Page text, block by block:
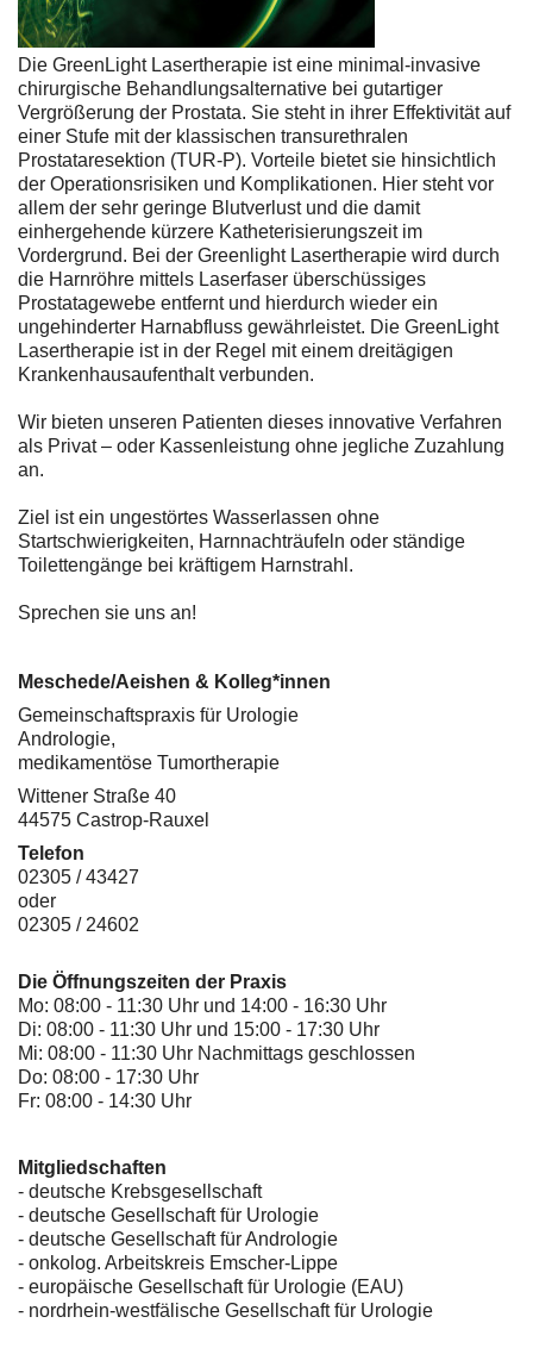
Die GreenLight Lasertherapie ist eine minimal-invasive
chirurgische Behandlungsalternative bei gutartiger
Vergrößerung der Prostata. Sie steht in ihrer Effektivität auf
einer Stufe mit der klassischen transurethralen
Prostataresektion (TUR-P). Vorteile bietet sie hinsichtlich
der Operationsrisiken und Komplikationen. Hier steht vor
allem der sehr geringe Blutverlust und die damit
einhergehende kürzere Katheterisierungszeit im
Vordergrund. Bei der Greenlight Lasertherapie wird durch
die Harnröhre mittels Laserfaser überschüssiges
Prostatagewebe entfernt und hierdurch wieder ein
ungehinderter Harnabfluss gewährleistet. Die GreenLight
Lasertherapie ist in der Regel mit einem dreitägigen
Krankenhausaufenthalt verbunden.
Wir bieten unseren Patienten dieses innovative Verfahren
als Privat – oder Kassenleistung ohne jegliche Zuzahlung
an.
Ziel ist ein ungestörtes Wasserlassen ohne
Startschwierigkeiten, Harnnachträufeln oder ständige
Toilettengänge bei kräftigem Harnstrahl.
Sprechen sie uns an!
Meschede/Aeishen & Kolleg*innen
Gemeinschaftspraxis für Urologie
Andrologie,
medikamentöse Tumortherapie
Wittener Straße 40
44575 Castrop-Rauxel
Telefon
02305 / 43427
oder
02305 / 24602
Die Öffnungszeiten der Praxis
Mo: 08:00 - 11:30 Uhr und 14:00 - 16:30 Uhr
Di: 08:00 - 11:30 Uhr und 15:00 - 17:30 Uhr
Mi: 08:00 - 11:30 Uhr Nachmittags geschlossen
Do: 08:00 - 17:30 Uhr
Fr: 08:00 - 14:30 Uhr
Mitgliedschaften
- deutsche Krebsgesellschaft
- deutsche Gesellschaft für Urologie
- deutsche Gesellschaft für Andrologie
- onkolog. Arbeitskreis Emscher-Lippe
- europäische Gesellschaft für Urologie (EAU)
- nordrhein-westfälische Gesellschaft für Urologie